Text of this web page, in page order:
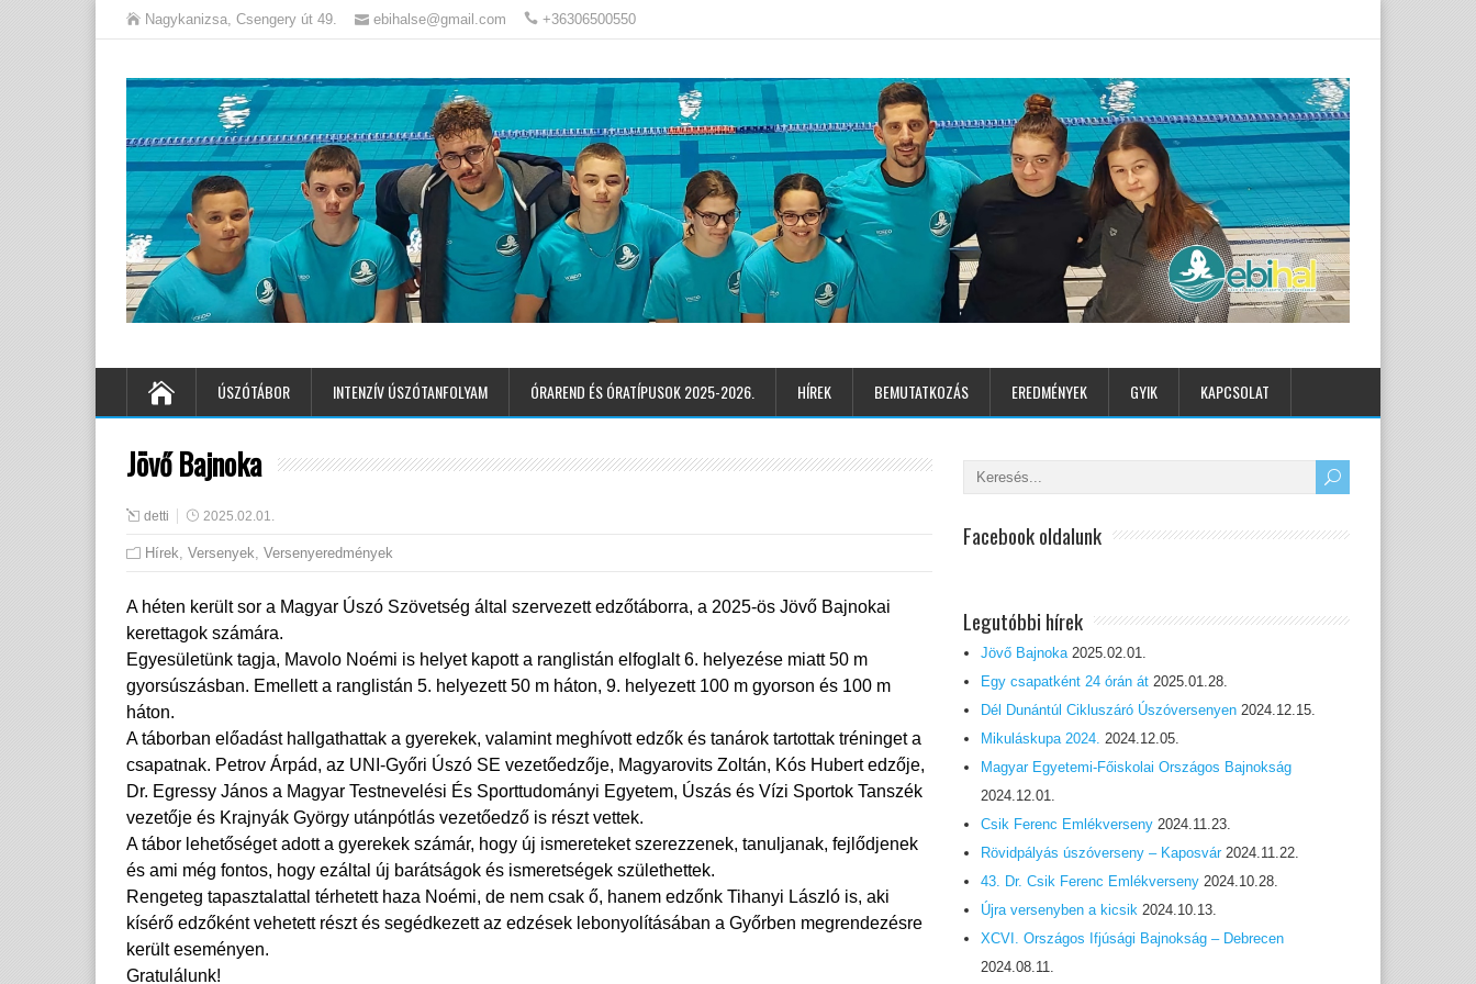
Nagykanizsa, Csengery út 49. ebihalse@gmail.com +36306500550
ÚSZÓTÁBOR INTENZÍV ÚSZÓTANFOLYAM ÓRAREND ÉS ÓRATÍPUSOK 2025-2026. HÍREK BEMUTATKOZÁS EREDMÉNYEK GYIK KAPCSOLAT
Jövő Bajnoka
detti 2025.02.01.
Hírek Versenyek Versenyeredmények
A héten került sor a Magyar Úszó Szövetség által szervezett edzőtáborra, a 2025-ös Jövő Bajnokai
kerettagok számára.
Egyesületünk tagja, Mavolo Noémi is helyet kapott a ranglistán elfoglalt 6. helyezése miatt 50 m
gyorsúszásban. Emellett a ranglistán 5. helyezett 50 m háton, 9. helyezett 100 m gyorson és 100 m
háton.
A táborban előadást hallgathattak a gyerekek, valamint meghívott edzők és tanárok tartottak tréninget a
csapatnak. Petrov Árpád, az UNI-Győri Úszó SE vezetőedzője, Magyarovits Zoltán, Kós Hubert edzője,
Dr. Egressy János a Magyar Testnevelési És Sporttudományi Egyetem, Úszás és Vízi Sportok Tanszék
vezetője és Krajnyák György utánpótlás vezetőedző is részt vettek.
A tábor lehetőséget adott a gyerekek számár, hogy új ismereteket szerezzenek, tanuljanak, fejlődjenek
és ami még fontos, hogy ezáltal új barátságok és ismeretségek születhettek.
Rengeteg tapasztalattal térhetett haza Noémi, de nem csak ő, hanem edzőnk Tihanyi László is, aki
kísérő edzőként vehetett részt és segédkezett az edzések lebonyolításában a Győrben megrendezésre
került eseményen.
Gratulálunk!
Facebook oldalunk
Legutóbbi hírek
Jövő Bajnoka 2025.02.01.
Egy csapatként 24 órán át 2025.01.28.
Dél Dunántúl Cikluszáró Úszóversenyen 2024.12.15.
Mikuláskupa 2024. 2024.12.05.
Magyar Egyetemi-Főiskolai Országos Bajnokság
2024.12.01.
Csik Ferenc Emlékverseny 2024.11.23.
Rövidpályás úszóverseny – Kaposvár 2024.11.22.
43. Dr. Csik Ferenc Emlékverseny 2024.10.28.
Újra versenyben a kicsik 2024.10.13.
XCVI. Országos Ifjúsági Bajnokság – Debrecen
2024.08.11.